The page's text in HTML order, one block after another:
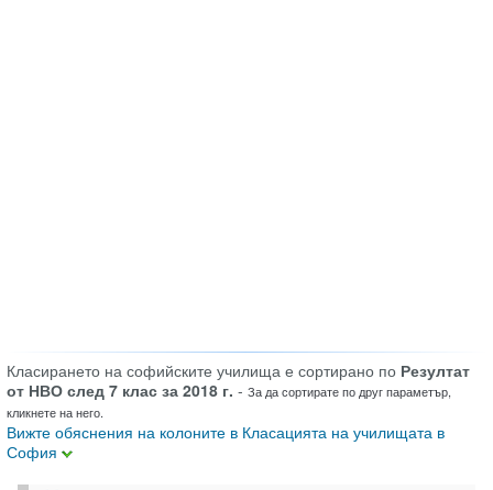
Класирането на софийските училища е сортирано по Резултат
от НВО след 7 клас за 2018 г. - За да сортирате по друг параметър,
кликнете на него.
Вижте обяснения на колоните в Класацията на училищата в
София